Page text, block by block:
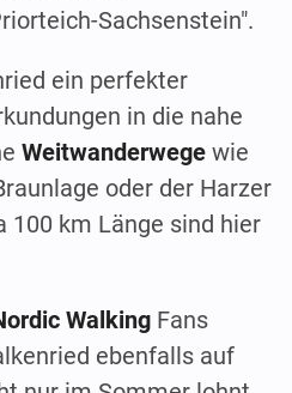
Sachsenstein".
ein perfekter
in die nahe
Weitwanderwege wie
oder der Harzer
100 km Länge sind hier
Walking Fans
ebenfalls auf